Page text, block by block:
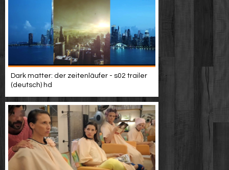
Dark matter: der zeitenläufer - s02 trailer
(deutsch) hd